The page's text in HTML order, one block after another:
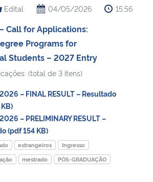
Inovações e Comunicações
Regional
Edital 04/05/2026 15:56
Call for Applications:
Programs for
Students – 2027 Entry
(total de 3 itens)
– FINAL RESULT – Resultado
– PRELIMINARY RESULT –
(pdf 154 KB)
estrangeiros
Ingresso
mestrado
PÓS-GRADUAÇÃO